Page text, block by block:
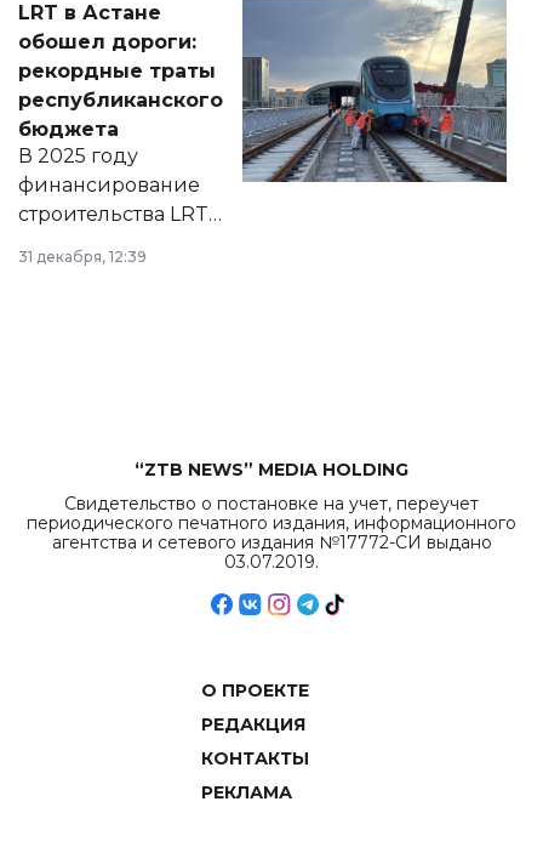
документ
появился в базе
нормативных
правовых актов и
на сайте маслихат
города.
LRT в Астане
обошел дороги:
рекордные траты
республиканского
бюджета
В 2025 году
финансирование
строительства LRT
в Астане из
республиканского
31 декабря, 12:39
“ZTB NEWS” MEDIA HOLDING
Свидетельство о постановке на учет, переучет
периодического печатного издания, информационного
агентства и сетевого издания №17772-СИ выдано
03.07.2019.
О ПРОЕКТЕ
РЕДАКЦИЯ
КОНТАКТЫ
РЕКЛАМА